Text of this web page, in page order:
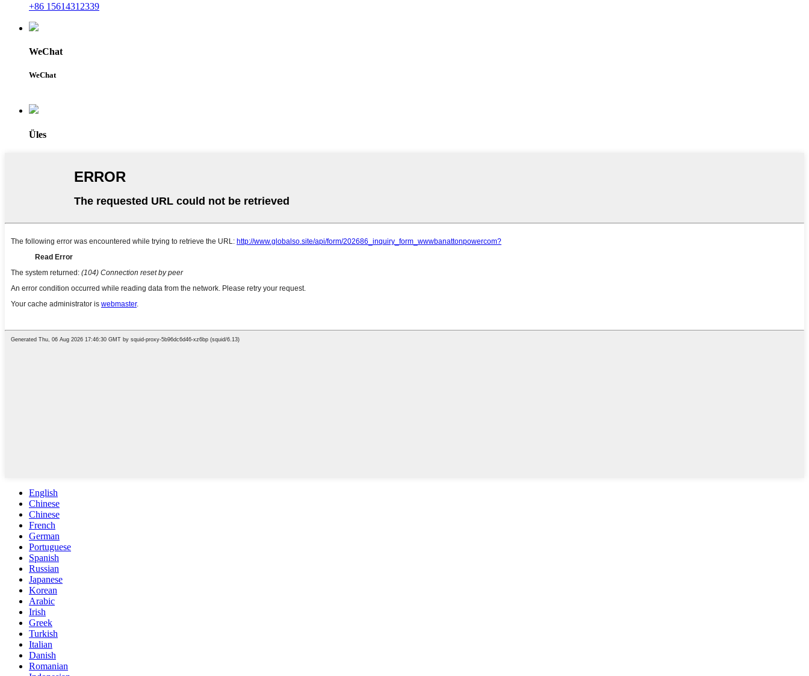
+86 15614312339
WeChat
WeChat
Üles
English
Chinese
Chinese
French
German
Portuguese
Spanish
Russian
Japanese
Korean
Arabic
Irish
Greek
Turkish
Italian
Danish
Romanian